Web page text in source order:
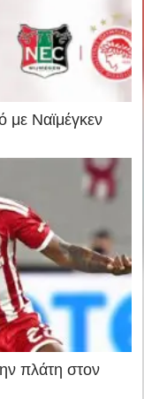
με Ναϊμέγκεν
πλάτη στον